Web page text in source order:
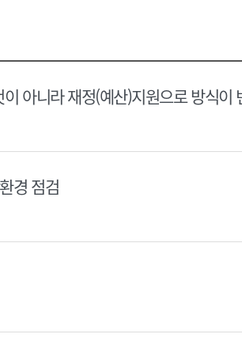
아니라 재정(예산)지원으로 방식이
경 점검